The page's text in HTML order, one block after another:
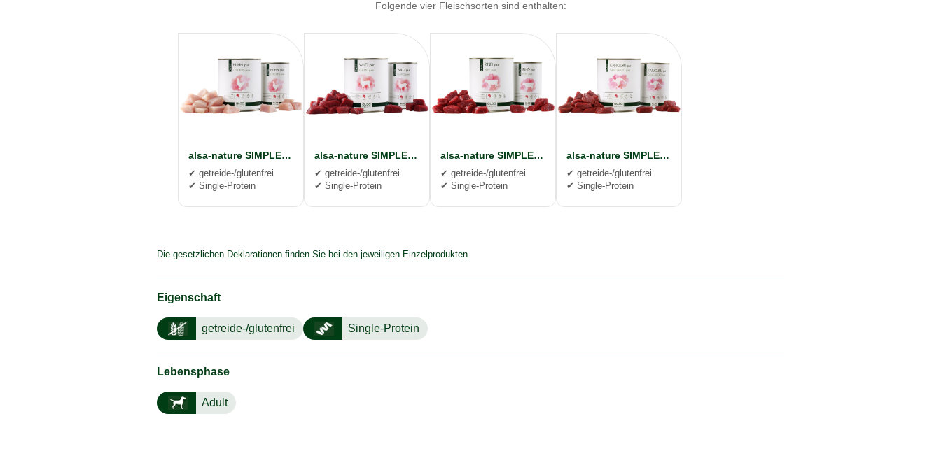
Folgende vier Fleischsorten sind enthalten:
alsa-nature SIMPLE Huhn pur
✔ getreide-/glutenfrei
✔ Single-Protein
alsa-nature SIMPLE Wild pur
✔ getreide-/glutenfrei
✔ Single-Protein
alsa-nature SIMPLE Rind pur
✔ getreide-/glutenfrei
✔ Single-Protein
alsa-nature SIMPLE Känguru pur
✔ getreide-/glutenfrei
✔ Single-Protein
Die gesetzlichen Deklarationen finden Sie bei den jeweiligen Einzelprodukten.
Eigenschaft
getreide-/glutenfrei Single-Protein
Lebensphase
Adult